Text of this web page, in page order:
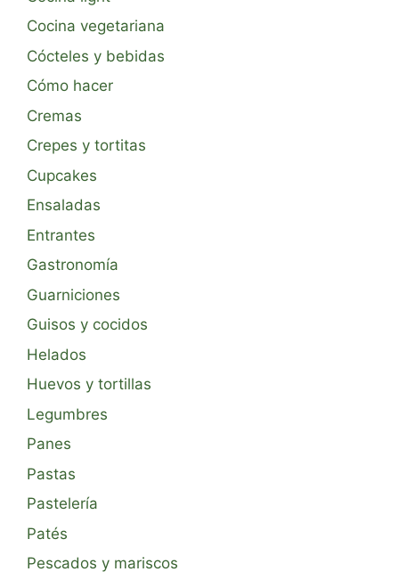
Cocina vegetariana
Cócteles y bebidas
Cómo hacer
Cremas
Crepes y tortitas
Cupcakes
Ensaladas
Entrantes
Gastronomía
Guarniciones
Guisos y cocidos
Helados
Huevos y tortillas
Legumbres
Panes
Pastas
Pastelería
Patés
Pescados y mariscos